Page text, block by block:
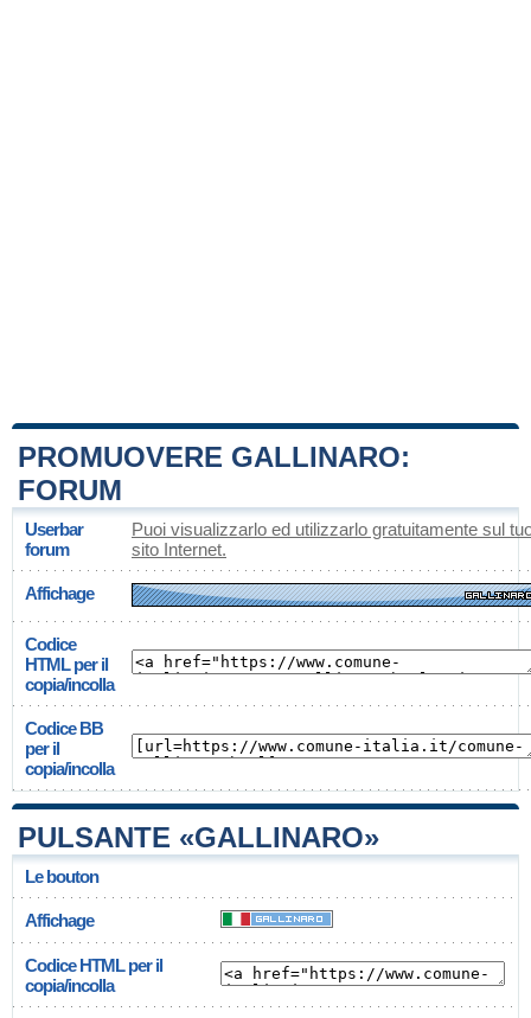
PROMUOVERE GALLINARO:
FORUM
Userbar
forum
Puoi visualizzarlo ed utilizzarlo gratuitamente sul
sito Internet.
Affichage
Codice
HTML per il
copia/incolla
Codice BB
per il
copia/incolla
PULSANTE «GALLINARO»
Le bouton
Affichage
Codice HTML per il
copia/incolla